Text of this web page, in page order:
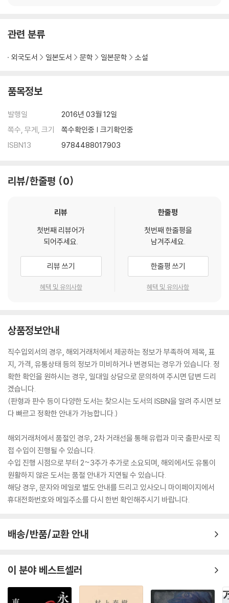
관련 분류
외국도서 일본도서 문학 일본문학 소설
품목정보
발행일
2016년 03월 12일
쪽수, 무게, 크기
쪽수확인중 | 크기확인중
ISBN13
9784488017903
리뷰/한줄평 0
리뷰
첫번째 리뷰어가
되어주세요.
리뷰 쓰기
혜택 및 유의사항
한줄평
첫번째 한줄평을
남겨주세요.
한줄평 쓰기
혜택 및 유의사항
상품정보안내
직수입외서의 경우, 해외거래처에서 제공하는 정보가 부족하여 제목, 표
지, 가격, 유통상태 등의 정보가 미비하거나 변경되는 경우가 있습니다. 정
확한 확인을 원하시는 경우, 일대일 상담으로 문의하여 주시면 답변 드리
겠습니다.
(판형과 판수 등이 다양한 도서는 찾으시는 도서의 ISBN을 알려 주시면 보
다 빠르고 정확한 안내가 가능합니다.)
해외거래처에서 품절인 경우, 2차 거래선을 통해 유럽과 미국 출판사로 직
접 수입이 진행될 수 있습니다.
수입 진행 시점으로 부터 2~3주가 추가로 소요되며, 해외에서도 유통이
원활하지 않은 도서는 품절 안내가 지연될 수 있습니다.
해당 경우, 문자와 메일로 별도 안내를 드리고 있사오니 마이페이지에서
휴대전화번호와 메일주소를 다시 한번 확인해주시기 바랍니다.
배송/반품/교환 안내
이 분야 베스트셀러